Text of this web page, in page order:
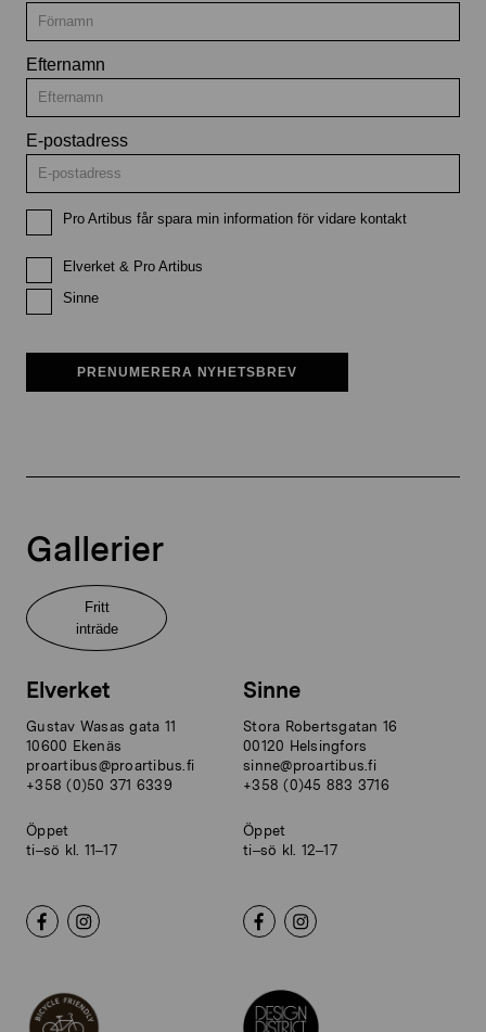
Efternamn
E-postadress
Pro Artibus får spara min information för vidare kontakt
Elverket & Pro Artibus
Sinne
PRENUMERERA NYHETSBREV
Gallerier
Fritt
inträde
Elverket
Gustav Wasas gata 11
10600 Ekenäs
proartibus@proartibus.fi
+358 (0)50 371 6339
Öppet
ti–sö kl. 11–17
Sinne
Stora Robertsgatan 16
00120 Helsingfors
sinne@proartibus.fi
+358 (0)45 883 3716
Öppet
ti–sö kl. 12–17